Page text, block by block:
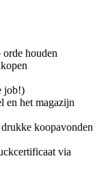
orde houden
job!)
en het magazijn
koopavonden
via